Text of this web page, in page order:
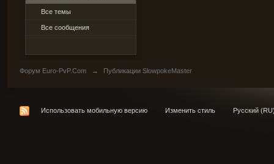
Все темы
Все сообщения
Форум Euro-PvP.Com → Публикации SlowpokeMaster
Использовать мобильную версию Изменить стиль Русский